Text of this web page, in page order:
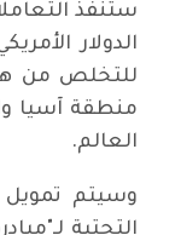
ستنفذ
للتخلص من
منطقة آسيا
العالم.
وسيتم تمويل
التحتية